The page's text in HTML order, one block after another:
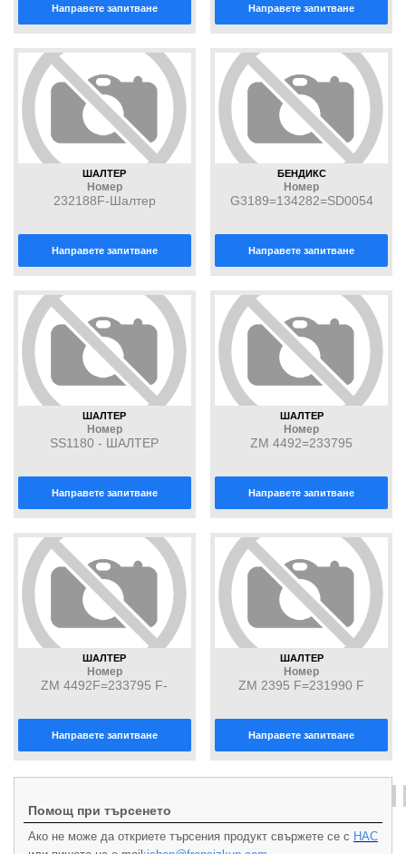
Направете запитване Направете запитване
ШАЛТЕР
Номер
232188F-Шалтер
Направете запитване
БЕНДИКС
Номер
G3189=134282=SD0054
Направете запитване
ШАЛТЕР
Номер
SS1180 - ШАЛТЕР
Направете запитване
ШАЛТЕР
Номер
ZM 4492=233795
Направете запитване
ШАЛТЕР
Номер
ZM 4492F=233795 F-
Направете запитване
ШАЛТЕР
Номер
ZM 2395 F=231990 F
Направете запитване
Помощ при търсенето
Ако не може да откриете търсения продукт свържете се с НАС